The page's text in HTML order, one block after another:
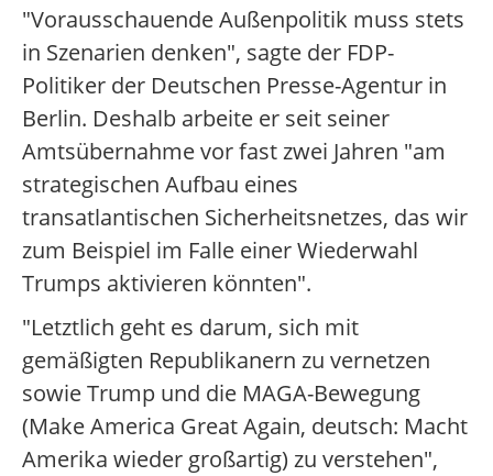
"Vorausschauende Außenpolitik muss stets
in Szenarien denken", sagte der FDP-
Politiker der Deutschen Presse-Agentur in
Berlin. Deshalb arbeite er seit seiner
Amtsübernahme vor fast zwei Jahren "am
strategischen Aufbau eines
transatlantischen Sicherheitsnetzes, das wir
zum Beispiel im Falle einer Wiederwahl
Trumps aktivieren könnten".
"Letztlich geht es darum, sich mit
gemäßigten Republikanern zu vernetzen
sowie Trump und die MAGA-Bewegung
(Make America Great Again, deutsch: Macht
Amerika wieder großartig) zu verstehen",